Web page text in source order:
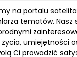
na portalu
tematów. Nasz
umiejętności
Ci prowadzić